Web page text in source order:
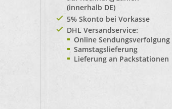
(innerhalb DE)
5% Skonto bei Vorkasse
DHL Versandservice:
Online Sendungsverfolgung
Samstagslieferung
Lieferung an Packstationen